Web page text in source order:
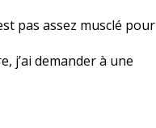
pas assez musclé pour
j’ai demander à une